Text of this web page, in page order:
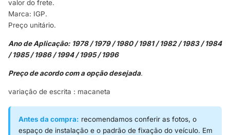
valor do frete.
Marca: IGP.
Preço unitário.
Ano de Aplicação: 1978 / 1979 / 1980 / 1981 / 1982 / 1983 / 1984
/ 1985 / 1986 / 1994 / 1995 / 1996
Preço de acordo com a opção desejada.
variação de escrita : macaneta
Antes da compra: recomendamos conferir as fotos, o
espaço de instalação e o padrão de fixação do veículo. Em